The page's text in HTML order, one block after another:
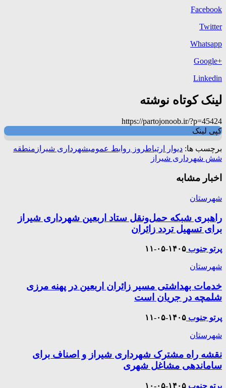
Facebook
Twitter
Whatsapp
+Google
Linkedin
لینک کوتاه نوشته
https://partojonoob.ir/?p=45424
کپی لینک
برچسب ها: دیوار ارتباطروز روابط عمومیشهرداری شیراز منطقه
شش شهرداری شیراز
اخبار مشابه
شهرستان
راهبری شبکه حمل‌ونقل ستاد اربعین شهرداری شیراز
برای تسهیل تردد زائران
پرتو جنوب ۱۴۰۵-۰۵-۱۱
شهرستان
خدمات بهداشتی مسیر زائران اربعین در پهنه مرزی
شلمچه در جریان است
پرتو جنوب ۱۴۰۵-۰۵-۱۱
شهرستان
نقشه راه مشترک شهرداری شیراز و اصناف برای
ساماندهی مشاغل شهری
پرتو جنوب ۱۴۰۵-۰۵-۱۰